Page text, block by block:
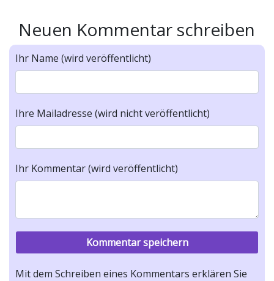
Neuen Kommentar schreiben
Ihr Name (wird veröffentlicht)
Ihre Mailadresse (wird nicht veröffentlicht)
Ihr Kommentar (wird veröffentlicht)
Mit dem Schreiben eines Kommentars erklären Sie